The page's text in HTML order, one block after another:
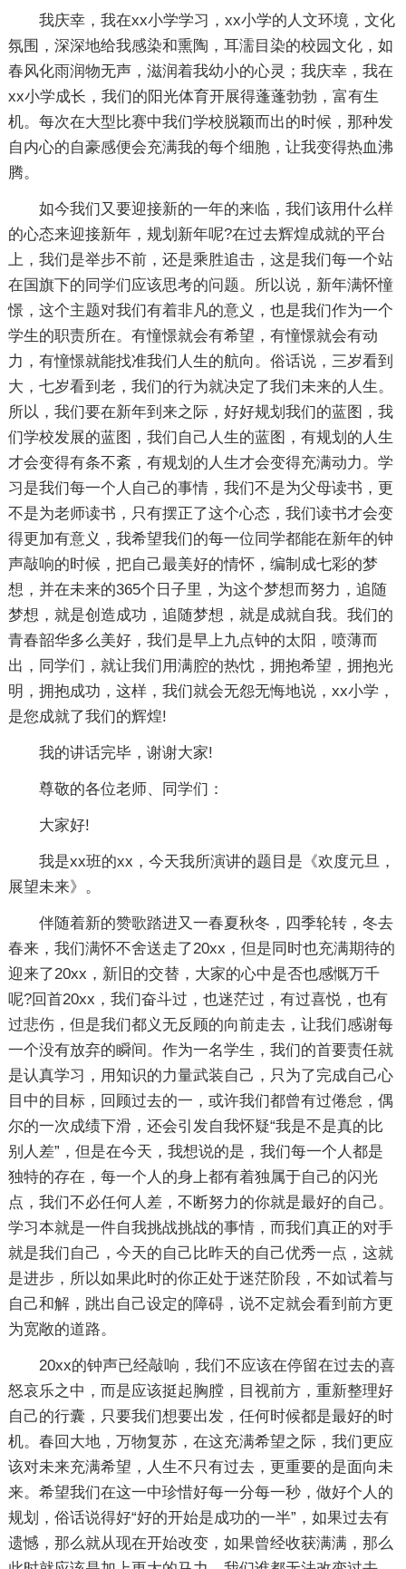
我庆幸，我在xx小学学习，xx小学的人文环境，文化
氛围，深深地给我感染和熏陶，耳濡目染的校园文化，如
春风化雨润物无声，滋润着我幼小的心灵；我庆幸，我在
xx小学成长，我们的阳光体育开展得蓬蓬勃勃，富有生
机。每次在大型比赛中我们学校脱颖而出的时候，那种发
自内心的自豪感便会充满我的每个细胞，让我变得热血沸
腾。
如今我们又要迎接新的一年的来临，我们该用什么样
的心态来迎接新年，规划新年呢?在过去辉煌成就的平台
上，我们是举步不前，还是乘胜追击，这是我们每一个站
在国旗下的同学们应该思考的问题。所以说，新年满怀憧
憬，这个主题对我们有着非凡的意义，也是我们作为一个
学生的职责所在。有憧憬就会有希望，有憧憬就会有动
力，有憧憬就能找准我们人生的航向。俗话说，三岁看到
大，七岁看到老，我们的行为就决定了我们未来的人生。
所以，我们要在新年到来之际，好好规划我们的蓝图，我
们学校发展的蓝图，我们自己人生的蓝图，有规划的人生
才会变得有条不紊，有规划的人生才会变得充满动力。学
习是我们每一个人自己的事情，我们不是为父母读书，更
不是为老师读书，只有摆正了这个心态，我们读书才会变
得更加有意义，我希望我们的每一位同学都能在新年的钟
声敲响的时候，把自己最美好的情怀，编制成七彩的梦
想，并在未来的365个日子里，为这个梦想而努力，追随
梦想，就是创造成功，追随梦想，就是成就自我。我们的
青春韶华多么美好，我们是早上九点钟的太阳，喷薄而
出，同学们，就让我们用满腔的热忱，拥抱希望，拥抱光
明，拥抱成功，这样，我们就会无怨无悔地说，xx小学，
是您成就了我们的辉煌!
我的讲话完毕，谢谢大家!
尊敬的各位老师、同学们：
大家好!
我是xx班的xx，今天我所演讲的题目是《欢度元旦，
展望未来》。
伴随着新的赞歌踏进又一春夏秋冬，四季轮转，冬去
春来，我们满怀不舍送走了20xx，但是同时也充满期待的
迎来了20xx，新旧的交替，大家的心中是否也感慨万千
呢?回首20xx，我们奋斗过，也迷茫过，有过喜悦，也有
过悲伤，但是我们都义无反顾的向前走去，让我们感谢每
一个没有放弃的瞬间。作为一名学生，我们的首要责任就
是认真学习，用知识的力量武装自己，只为了完成自己心
目中的目标，回顾过去的一，或许我们都曾有过倦怠，偶
尔的一次成绩下滑，还会引发自我怀疑“我是不是真的比
别人差”，但是在今天，我想说的是，我们每一个人都是
独特的存在，每一个人的身上都有着独属于自己的闪光
点，我们不必任何人差，不断努力的你就是最好的自己。
学习本就是一件自我挑战挑战的事情，而我们真正的对手
就是我们自己，今天的自己比昨天的自己优秀一点，这就
是进步，所以如果此时的你正处于迷茫阶段，不如试着与
自己和解，跳出自己设定的障碍，说不定就会看到前方更
为宽敞的道路。
20xx的钟声已经敲响，我们不应该在停留在过去的喜
怒哀乐之中，而是应该挺起胸膛，目视前方，重新整理好
自己的行囊，只要我们想要出发，任何时候都是最好的时
机。春回大地，万物复苏，在这充满希望之际，我们更应
该对未来充满希望，人生不只有过去，更重要的是面向未
来。希望我们在这一中珍惜好每一分每一秒，做好个人的
规划，俗话说得好“好的开始是成功的一半”，如果过去有
遗憾，那么就从现在开始改变，如果曾经收获满满，那么